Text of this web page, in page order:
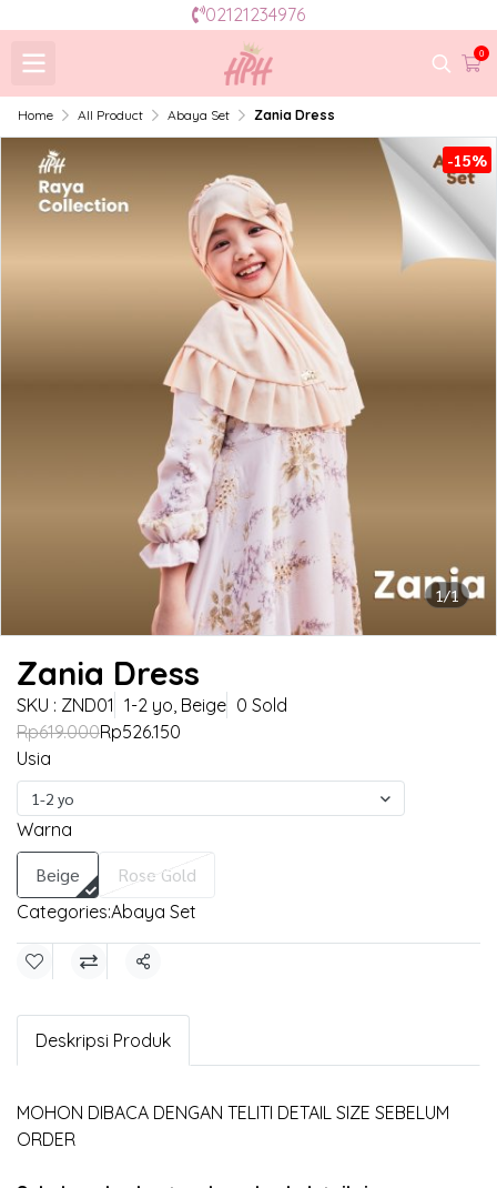
02121234976
0
Home All Product Abaya Set Zania Dress
1/1
-15%
Zania Dress
SKU : ZND01 1-2 yo, Beige 0 Sold
Rp619.000Rp526.150
Usia
1-2 yo
Warna
Beige Rose Gold
Categories:Abaya Set
Share
Deskripsi Produk
MOHON DIBACA DENGAN TELITI DETAIL SIZE SEBELUM
ORDER